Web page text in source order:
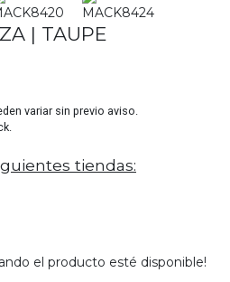
| TAUPE
variar sin previo aviso.
tiendas:
el producto esté disponible!